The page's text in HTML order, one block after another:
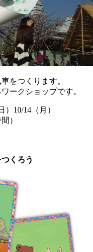
をつくります。
ークショップです。
10/14（月）
）
くろう